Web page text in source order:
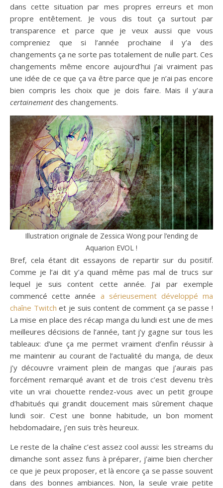
dans cette situation par mes propres erreurs et mon
propre entêtement. Je vous dis tout ça surtout par
transparence et parce que je veux aussi que vous
compreniez que si l’année prochaine il y’a des
changements ça ne sorte pas totalement de nulle part. Ces
changements même encore aujourd’hui j’ai vraiment pas
une idée de ce que ça va être parce que je n’ai pas encore
bien compris les choix que je dois faire. Mais il y’aura
certainementdes changements.
Illustration originale de Zessica Wong pour l’ending de
Aquarion EVOL !
Bref, cela étant dit essayons de repartir sur du positif.
Comme je l’ai dit y’a quand même pas mal de trucs sur
lequel je suis content cette année. J’ai par exemple
commencé cette année a sérieusement développé ma
chaîne Twitch et je suis content de comment ça se passe !
La mise en place des récap manga du lundi est une de mes
meilleures décisions de l’année, tant j’y gagne sur tous les
tableaux: d’une ça me permet vraiment d’enfin réussir à
me maintenir au courant de l’actualité du manga, de deux
j’y découvre vraiment plein de mangas que j’aurais pas
forcément remarqué avant et de trois c’est devenu très
vite un vrai chouette rendez-vous avec un petit groupe
d’habitués qui grandit doucement mais sûrement chaque
lundi soir. C’est une bonne habitude, un bon moment
hebdomadaire, j’en suis très heureux.
Le reste de la chaîne c’est assez cool aussi: les streams du
dimanche sont assez funs à préparer, j’aime bien chercher
ce que je peux proposer, et là encore ça se passe souvent
dans des bonnes ambiances. Non, la seule vraie petite